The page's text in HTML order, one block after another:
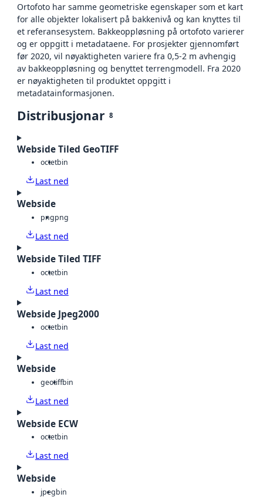
Ortofoto har samme geometriske egenskaper som et kart
for alle objekter lokalisert på bakkenivå og kan knyttes til
et referansesystem. Bakkeoppløsning på ortofoto varierer
og er oppgitt i metadataene. For prosjekter gjennomført
før 2020, vil nøyaktigheten variere fra 0,5-2 m avhengig
av bakkeoppløsning og benyttet terrengmodell. Fra 2020
er nøyaktigheten til produktet oppgitt i
metadatainformasjonen.
Distribusjonar 8
Webside Tiled GeoTIFF
octetbin
Last ned
Webside
pngpng
Last ned
Webside Tiled TIFF
octetbin
Last ned
Webside Jpeg2000
octetbin
Last ned
Webside
geotiffbin
Last ned
Webside ECW
octetbin
Last ned
Webside
jpegbin